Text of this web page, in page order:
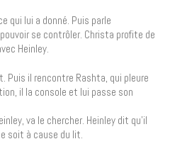
qui lui a donné. Puis parle
se contrôler. Christa profite de
Heinley.
il rencontre Rashta, qui pleure
il la console et lui passe son
va le chercher. Heinley dit qu’il
soit à cause du lit.